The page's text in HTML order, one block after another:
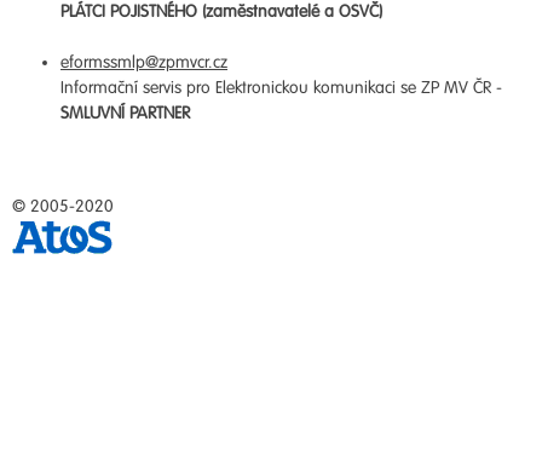
PLÁTCI POJISTNÉHO (zaměstnavatelé a OSVČ)
eformssmlp@zpmvcr.cz
Informační servis pro Elektronickou komunikaci se ZP MV ČR -
SMLUVNÍ PARTNER
© 2005-2020